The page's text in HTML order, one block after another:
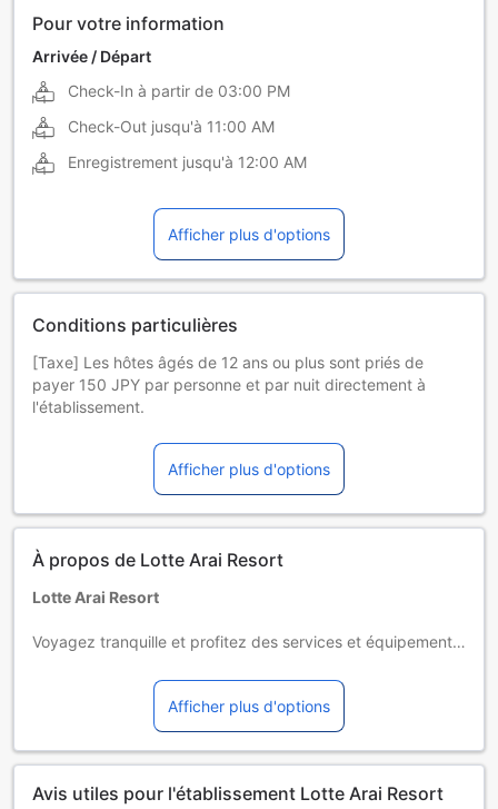
Pour votre information
Arrivée / Départ
Check-In à partir de 03:00 PM
Check-Out jusqu'à 11:00 AM
Enregistrement jusqu'à 12:00 AM
Afficher plus d'options
Conditions particulières
[Taxe] Les hôtes âgés de 12 ans ou plus sont priés de
payer 150 JPY par personne et par nuit directement à
l'établissement.
・ Pour les enfants au-delà du lycée, veuillez entrer dans le
champ du nombre d'adultes.
・ Les enfants et les tout-petits âgés de 4 à 12 ans
peuvent utiliser les lits existants pour un maximum de 2
souhaitez, veuillez sélectionner « Bébé (sans repas ni
que les repas des enfants en dortoir ne sont pas inclus.
[Lit supplémentaire et lit pour bébé]
de chambre change, elle sera modifiée moyennant un
supplément selon la disponibilité.
・ Les lits pour bébé sont limités aux enfants de 12 mois.
Leur nombre étant limité, veuillez contacter l'établissement
Afficher plus d'options
À propos de Lotte Arai Resort
Lotte Arai Resort
Voyagez tranquille et profitez des services et équipements
communications grâce au Wi-Fi gratuit de ce resort. Votre
découverte de Myoko peut être simplifiée grâce aux
services de taxi et navette à votre disposition. Si vous
prévoyez d'arriver en voiture, vous apprécierez le parking
clients, la réception de ce resort propose des services tels
Afficher plus d'options
Avis utiles pour l'établissement Lotte Arai Resort